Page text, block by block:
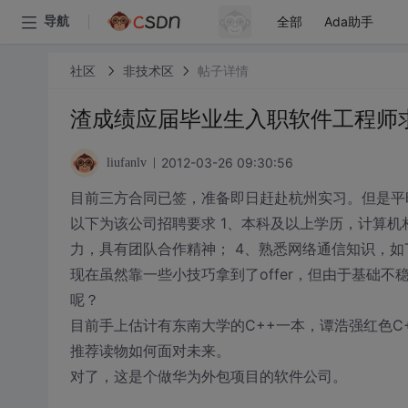
导航 全部 Ada助手
社区 非技术区 帖子详情
渣成绩应届毕业生入职软件工程师
liufanlv 2012-03-26 09:30:56
目前三方合同已签，准备即日赶赴杭州实习。但是
以下为该公司招聘要求 1、本科及以上学历，计算
力，具有团队合作精神； 4、熟悉网络通信知识，
现在虽然靠一些小技巧拿到了offer，但由于基础不
呢？
目前手上估计有东南大学的C++一本，谭浩强红色
推荐读物如何面对未来。
对了，这是个做华为外包项目的软件公司。